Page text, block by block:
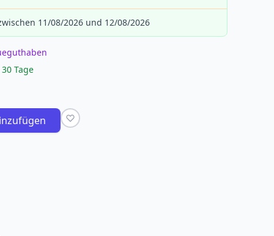
11/08/2026 und 12/08/2026
Tage